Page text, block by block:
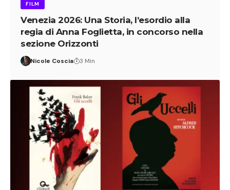
FILM
Venezia 2026: Una Storia, l’esordio alla
regia di Anna Foglietta, in concorso nella
sezione Orizzonti
Nicole Coscia 3 Min